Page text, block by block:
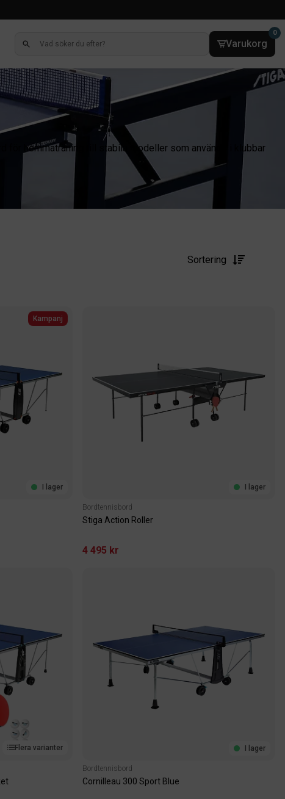
Varukorg
0
för hemmaträning till stabila modeller som används i klubbar
Sortering
Kampanj
I lager I lager
Bordtennisbord
Stiga Action Roller
4 495 kr
Flera varianter I lager
Bordtennisbord
Cornilleau 300 Sport Blue